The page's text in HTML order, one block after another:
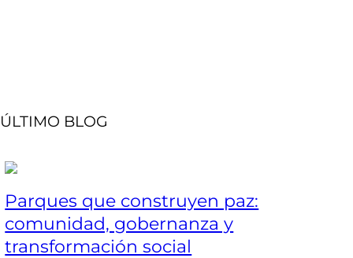
ÚLTIMO BLOG
Parques que construyen paz:
comunidad, gobernanza y
transformación social